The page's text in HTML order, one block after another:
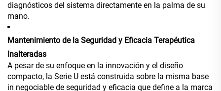
diagnósticos del sistema directamente en la palma de su
mano.
Mantenimiento de la Seguridad y Eficacia Terapéutica
Inalteradas
A pesar de su enfoque en la innovación y el diseño
compacto, la Serie U está construida sobre la misma base
in negociable de seguridad y eficacia que define a la marca